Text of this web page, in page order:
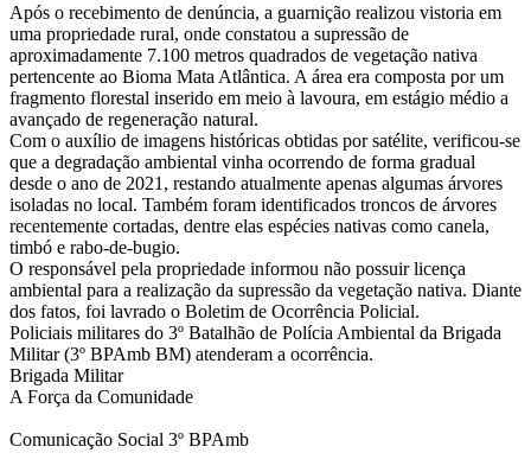
Após o recebimento de denúncia, a guarnição realizou vistoria em
uma propriedade rural, onde constatou a supressão de
aproximadamente 7.100 metros quadrados de vegetação nativa
pertencente ao Bioma Mata Atlântica. A área era composta por um
fragmento florestal inserido em meio à lavoura, em estágio médio a
avançado de regeneração natural.
Com o auxílio de imagens históricas obtidas por satélite, verificou-se
que a degradação ambiental vinha ocorrendo de forma gradual
desde o ano de 2021, restando atualmente apenas algumas árvores
isoladas no local. Também foram identificados troncos de árvores
recentemente cortadas, dentre elas espécies nativas como canela,
timbó e rabo-de-bugio.
O responsável pela propriedade informou não possuir licença
ambiental para a realização da supressão da vegetação nativa. Diante
dos fatos, foi lavrado o Boletim de Ocorrência Policial.
Policiais militares do 3º Batalhão de Polícia Ambiental da Brigada
Militar (3º BPAmb BM) atenderam a ocorrência.
Brigada Militar
A Força da Comunidade
Comunicação Social 3º BPAmb